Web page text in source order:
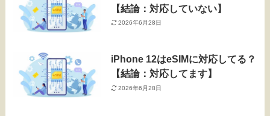
【結論：対応していない】
2026年6月28日
iPhone 12はeSIMに対応してる？
【結論：対応してます】
2026年6月28日